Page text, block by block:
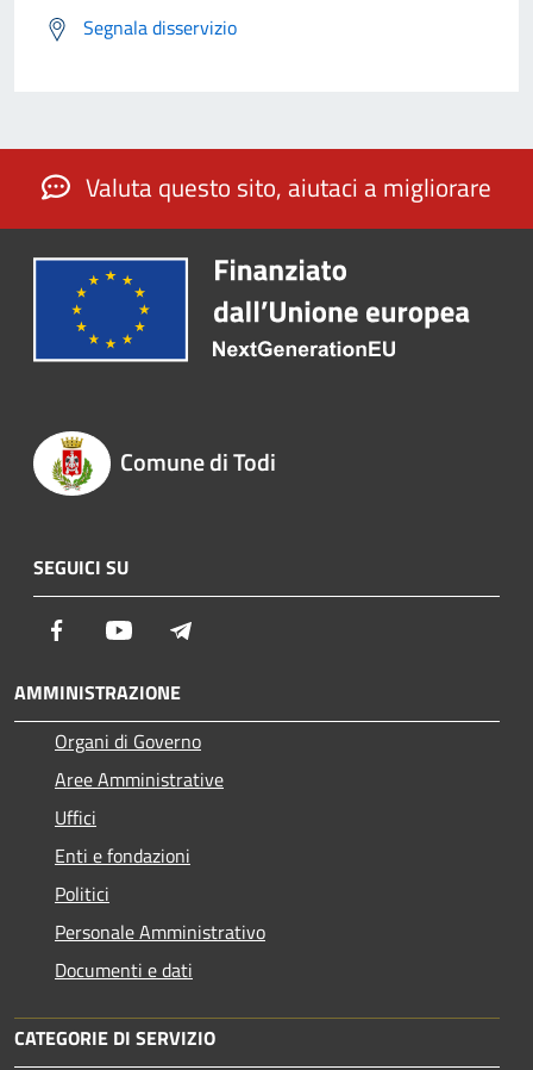
Segnala disservizio
Valuta questo sito, aiutaci a migliorare
Comune di Todi
SEGUICI SU
Facebook Youtube
AMMINISTRAZIONE
Organi di Governo
Aree Amministrative
Uffici
Enti e fondazioni
Politici
Personale Amministrativo
Documenti e dati
CATEGORIE DI SERVIZIO